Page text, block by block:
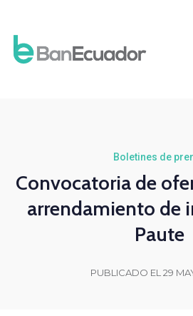
Boletines de
Convocatoria de
arrendamiento de
Paute
PUBLICADO EL 29